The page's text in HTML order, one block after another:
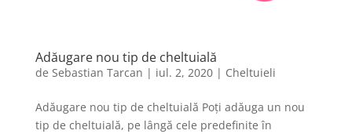
Adăugare nou tip de cheltuială
de Sebastian Tarcan | iul. 2, 2020| Cheltuieli
Adăugare nou tip de cheltuială Poți adăuga un nou
tip de cheltuială, pe lângă cele predefinite în